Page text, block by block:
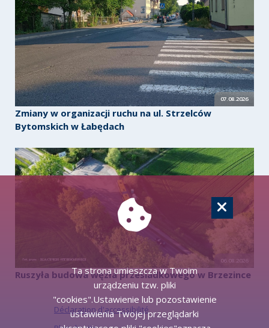
07.08.2026
Zmiany w organizacji ruchu na ul. Strzelców
Bytomskich w Łabędach
06.08.2026
Ruszyła budowa węzła przesiadkowego w Brzezince
Déclaration d'accessibilité
Ta strona umieszcza w Twoim
urządzeniu tzw. pliki
"cookies".Ustawienie lub pozostawienie
ustawienia Twojej przeglądarki